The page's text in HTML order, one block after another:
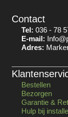
Contact
Tel: 036 - 78
E-mail:
Adres:
Bestellen
Bezorgen
Garantie &
Hulp bij